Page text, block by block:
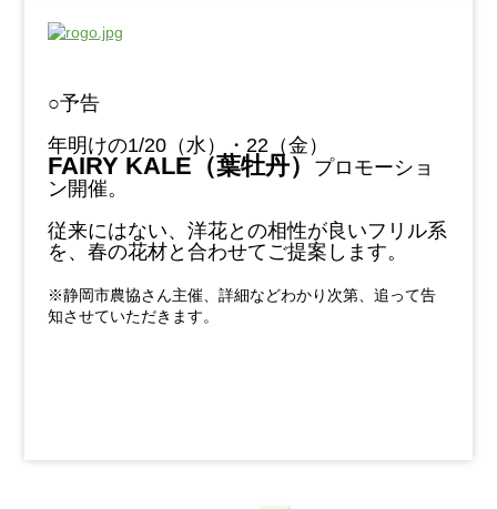
○予告
年明けの1/20（水）・22（金）
FAIRY KALE（葉牡丹）
プロモーショ
ン開催。
従来にはない、洋花との相性が良いフリル系
を、春の花材と合わせてご提案します。
※静岡市農協さん主催、詳細などわかり次第、追って告
知させていただきます。